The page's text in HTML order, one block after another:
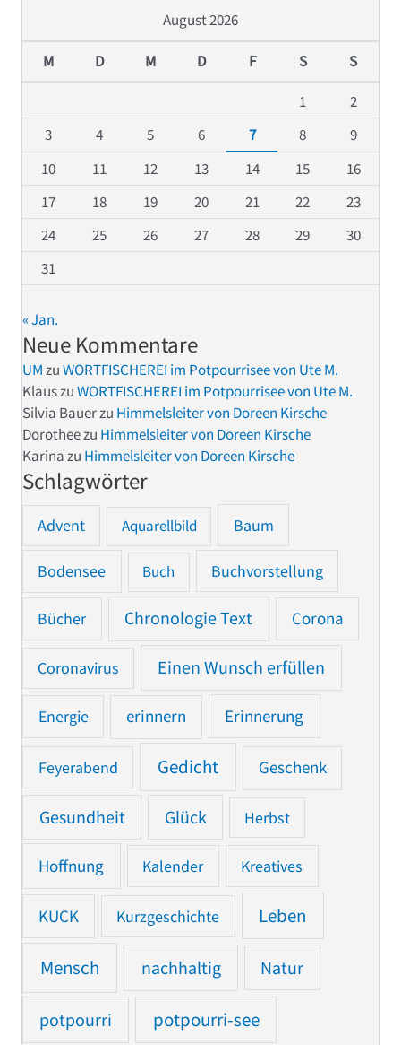
August 2026
M D M D F S S
1
2
3
4 5 6 7 8
9
10
11 12 13 14 15
16
17
18 19 20 21 22
23
24
25 26 27 28 29
30
31
« Jan.
Neue Kommentare
UMzuWORTFISCHEREI im Potpourrisee von Ute M.
KlauszuWORTFISCHEREI im Potpourrisee von Ute M.
Silvia Bauerzu Himmelsleiter von Doreen Kirsche
Dorotheezu Himmelsleiter von Doreen Kirsche
Karinazu Himmelsleiter von Doreen Kirsche
Schlagwörter
Advent Aquarellbild Baum
Bodensee Buch Buchvorstellung
Bücher Chronologie Text Corona
Coronavirus Einen Wunsch erfüllen
Energie erinnern Erinnerung
Feyerabend Gedicht Geschenk
Gesundheit Glück Herbst
Hoffnung Kalender Kreatives
KUCK Kurzgeschichte Leben
Mensch nachhaltig Natur
potpourri potpourri-see